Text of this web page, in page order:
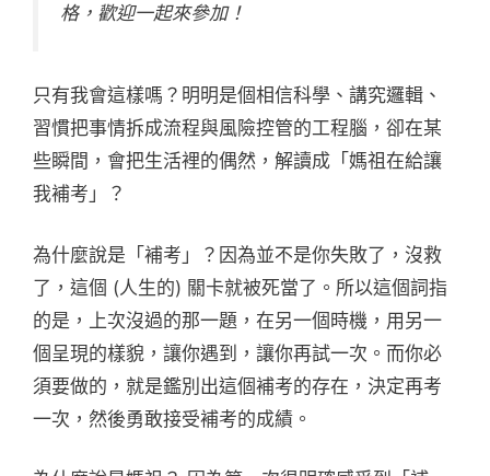
格，歡迎一起來參加！
只有我會這樣嗎？明明是個相信科學、講究邏輯、
習慣把事情拆成流程與風險控管的工程腦，卻在某
些瞬間，會把生活裡的偶然，解讀成「媽祖在給讓
我補考」？
為什麼說是「補考」？因為並不是你失敗了，沒救
了，這個 (人生的) 關卡就被死當了。所以這個詞指
的是，上次沒過的那一題，在另一個時機，用另一
個呈現的樣貌，讓你遇到，讓你再試一次。而你必
須要做的，就是鑑別出這個補考的存在，決定再考
一次，然後勇敢接受補考的成績。